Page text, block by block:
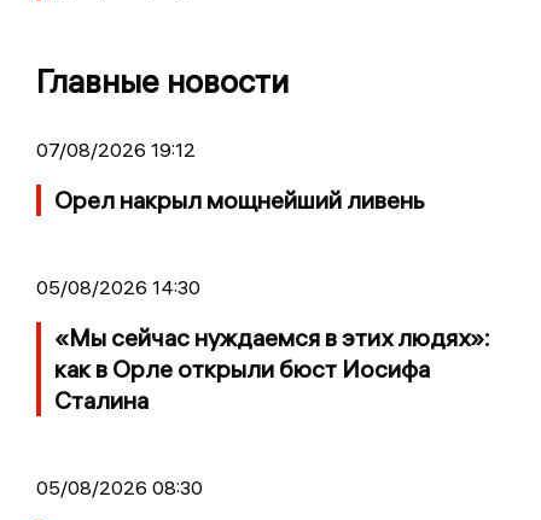
Главные новости
07/08/2026 19:12
Орел накрыл мощнейший ливень
05/08/2026 14:30
«Мы сейчас нуждаемся в этих людях»:
как в Орле открыли бюст Иосифа
Сталина
05/08/2026 08:30